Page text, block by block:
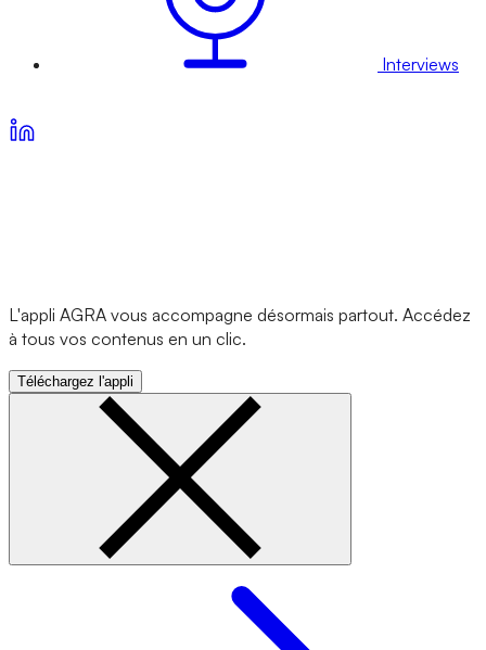
Interviews
L'appli AGRA vous accompagne désormais partout. Accédez
à tous vos contenus en un clic.
Téléchargez l'appli